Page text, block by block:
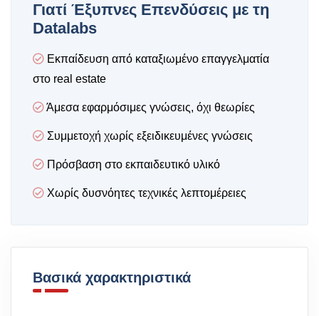
Γιατί Έξυπνες Επενδύσεις με τη
Datalabs
Εκπαίδευση από καταξιωμένο επαγγελματία
στο real estate
Άμεσα εφαρμόσιμες γνώσεις, όχι θεωρίες
Συμμετοχή χωρίς εξειδικευμένες γνώσεις
Πρόσβαση στο εκπαιδευτικό υλικό
Χωρίς δυσνόητες τεχνικές λεπτομέρειες
Βασικά χαρακτηριστικά